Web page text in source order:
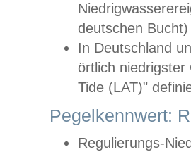
deutschen
In Deutschland
örtlich
Tide (LAT)"
Pegelkennwert:
Regulierungs-